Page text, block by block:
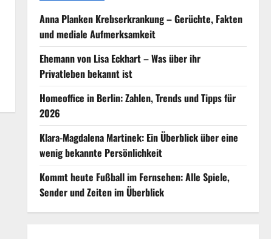
Anna Planken Krebserkrankung – Gerüchte, Fakten
und mediale Aufmerksamkeit
Ehemann von Lisa Eckhart – Was über ihr
Privatleben bekannt ist
Homeoffice in Berlin: Zahlen, Trends und Tipps für
2026
Klara-Magdalena Martinek: Ein Überblick über eine
wenig bekannte Persönlichkeit
Kommt heute Fußball im Fernsehen: Alle Spiele,
Sender und Zeiten im Überblick